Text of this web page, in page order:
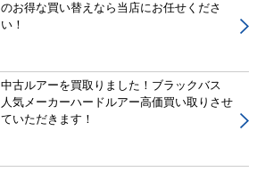
のお得な買い替えなら当店にお任せくださ
い！
中古ルアーを買取りました！ブラックバス
人気メーカーハードルアー高価買い取りさせ
ていただきます！